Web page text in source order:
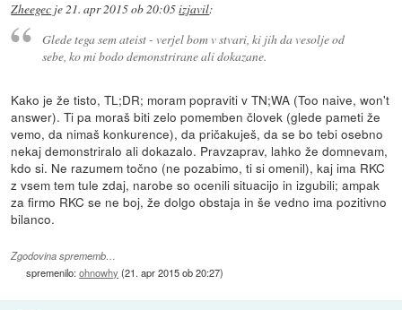
Zheegec je21. apr 2015 ob 20:05izjavil:
Glede tega sem ateist - verjel bom v stvari, ki jih da vesolje od
sebe, ko mi bodo demonstrirane ali dokazane.
Kako je že tisto, TL;DR; moram popraviti v TN;WA (Too naive, won't
answer). Ti pa moraš biti zelo pomemben človek (glede pameti že
vemo, da nimaš konkurence), da pričakuješ, da se bo tebi osebno
nekaj demonstriralo ali dokazalo. Pravzaprav, lahko že domnevam,
kdo si. Ne razumem točno (ne pozabimo, ti si omenil), kaj ima RKC
z vsem tem tule zdaj, narobe so ocenili situacijo in izgubili; ampak
za firmo RKC se ne boj, že dolgo obstaja in še vedno ima pozitivno
bilanco.
Zgodovina sprememb…
spremenilo:ohnowhy (21. apr 2015 ob 20:27)